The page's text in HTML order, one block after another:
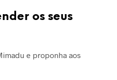
os seus
e proponha aos